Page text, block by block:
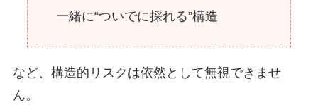
一緒に“ついでに採れる”構造
など、構造的リスクは依然として無視できませ
ん。